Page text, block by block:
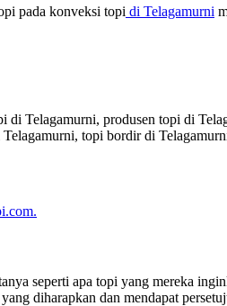
pada konveksi topi di Telagamurni
Telagamurni, produsen topi di
topi bordir di
seperti apa topi yang mereka
diharapkan dan mendapat